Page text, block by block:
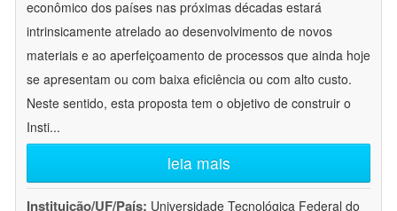
econômico dos países nas próximas décadas estará
intrinsicamente atrelado ao desenvolvimento de novos
materiais e ao aperfeiçoamento de processos que ainda hoje
se apresentam ou com baixa eficiência ou com alto custo.
Neste sentido, esta proposta tem o objetivo de construir o
Insti...
leia mais
Instituição/UF/País: Universidade Tecnológica Federal do